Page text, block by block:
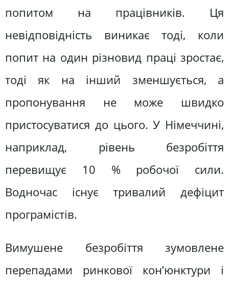
попитом на працівників. Ця
невідповідність виникає тоді, коли
попит на один різновид праці зростає,
тоді як на інший зменшується, а
пропонування не може швидко
пристосуватися до цього. У Німеччині,
наприклад, рівень безробіття
перевищує 10 % робочої сили.
Водночас існує тривалий дефіцит
програмістів.
Вимушене безробіття зумовлене
перепадами ринкової кон’юнктури і